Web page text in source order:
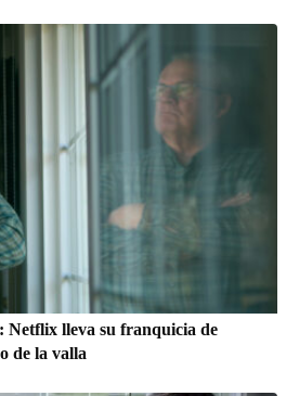
Netflix lleva su franquicia de
de la valla